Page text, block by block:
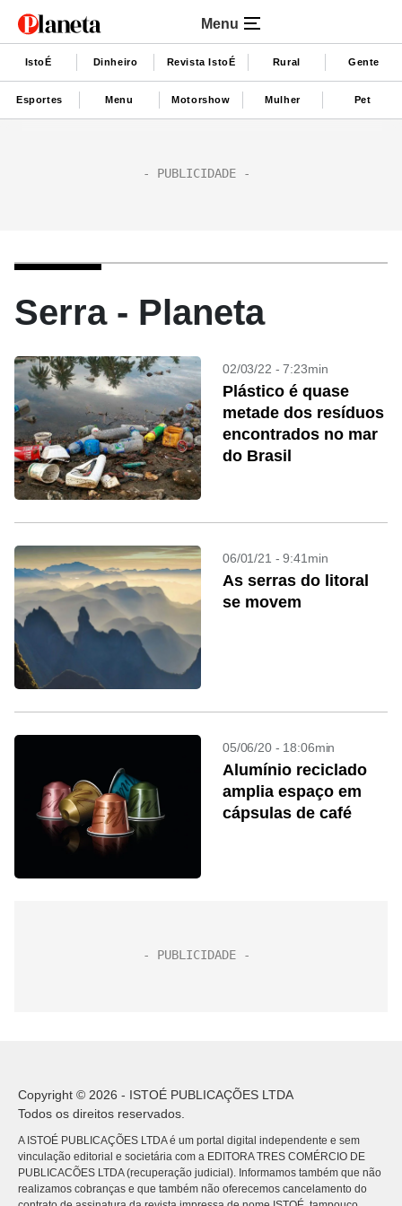
Menu
IstoÉ Dinheiro Revista IstoÉ Rural Gente
Esportes Menu Motorshow Mulher Pet
Serra - Planeta
02/03/22 - 7:23min
Plástico é quase
metade dos resíduos
encontrados no mar
do Brasil
06/01/21 - 9:41min
As serras do litoral
se movem
05/06/20 - 18:06min
Alumínio reciclado
amplia espaço em
cápsulas de café
Copyright © 2026 - ISTOÉ PUBLICAÇÕES LTDA
Todos os direitos reservados.
A ISTOÉ PUBLICAÇÕES LTDA é um portal digital independente e sem
vinculação editorial e societária com a EDITORA TRES COMÉRCIO DE
PUBLICACÕES LTDA (recuperação judicial). Informamos também que não
realizamos cobranças e que também não oferecemos cancelamento do